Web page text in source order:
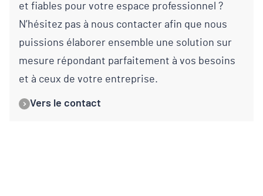
et fiables pour votre espace professionnel ?
N’hésitez pas à nous contacter afin que nous
puissions élaborer ensemble une solution sur
mesure répondant parfaitement à vos besoins
et à ceux de votre entreprise.
Vers le contact